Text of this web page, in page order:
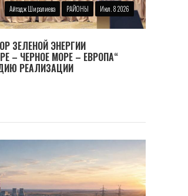
Айтадж Ширалиева РАЙОНЫ Июл. 8 2026
ЗЕЛЕНОЙ ЭНЕРГИИ
– ЧЕРНОЕ МОРЕ – ЕВРОПА“
РЕАЛИЗАЦИИ